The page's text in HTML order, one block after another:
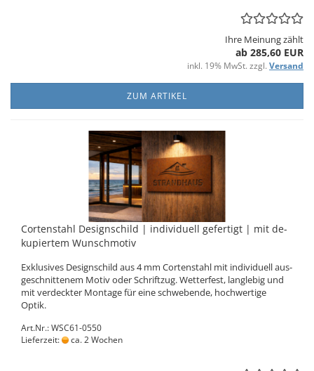
Ihre Meinung zählt
ab 285,60 EUR
inkl. 19% MwSt. zzgl. Versand
ZUM ARTIKEL
Cor­ten­stahl De­sign­schild | in­di­vi­du­ell ge­fer­tigt | mit de­
ku­pier­tem Wunsch­mo­tiv
Ex­klu­si­ves De­sign­schild aus 4 mm Cor­ten­stahl mit in­di­vi­du­ell aus­
ge­schnit­te­nem Motiv oder Schrift­zug. Wet­ter­fest, lang­le­big und
mit ver­deck­ter Mon­ta­ge für eine schwe­ben­de, hoch­wer­ti­ge
Optik.
Art.Nr.: WSC61-0550
Lieferzeit:
ca. 2 Wochen